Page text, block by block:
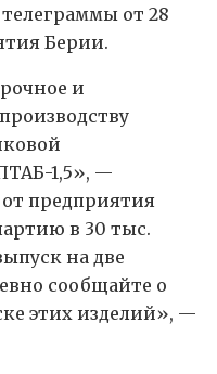
от 28
Берии.
и
1,5», —
предприятия
в 30 тыс.
на две
сообщайте о
этих изделий», —